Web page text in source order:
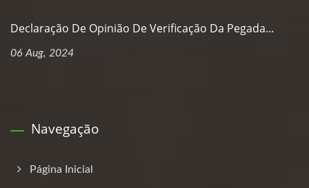
Declaração De Opinião De Verificação Da Pegada...
06 Aug, 2024
Navegação
Página Inicial